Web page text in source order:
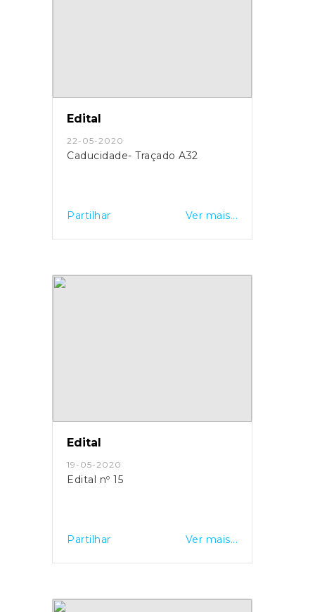
Edital
22-05-2020
Caducidade- Traçado A32
Partilhar Ver mais...
Edital
19-05-2020
Edital nº 15
Partilhar Ver mais...